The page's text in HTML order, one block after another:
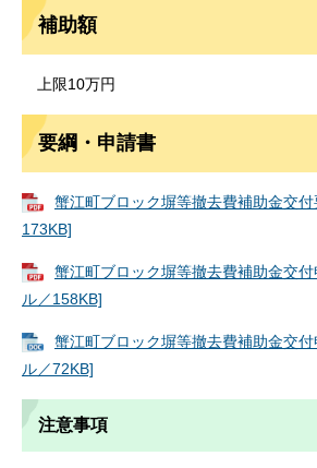
補助額
上限10万円
要綱・申請書
蟹江町ブロック塀等撤去費補助金交
173KB]
蟹江町ブロック塀等撤去費補助金交
ル／158KB]
蟹江町ブロック塀等撤去費補助金交
ル／72KB]
注意事項